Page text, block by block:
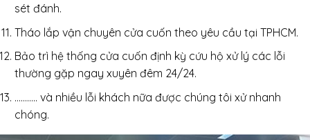
sét đánh.
Tháo lắp vận chuyên cửa cuốn theo yêu cầu tại TPHCM.
Bảo trì hệ thống cửa cuốn định kỳ cứu hộ xử lý các lỗi
thường gặp ngay xuyên đêm 24/24.
……….. và nhiều lỗi khách nữa được chúng tôi xử nhanh
chóng.